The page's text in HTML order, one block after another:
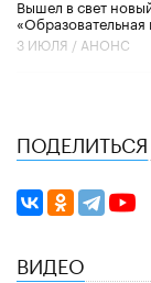
Вышел в свет
3 ИЮЛЯ / АНОНС
ПОДЕЛИТЬСЯ
ВИДЕО